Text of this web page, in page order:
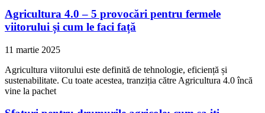
Agricultura 4.0 – 5 provocări pentru fermele
viitorului și cum le faci față
11 martie 2025
Agricultura viitorului este definită de tehnologie, eficiență și
sustenabilitate. Cu toate acestea, tranziția către Agricultura 4.0 încă
vine la pachet